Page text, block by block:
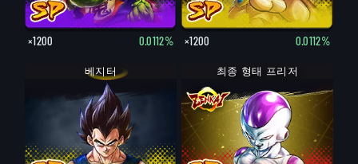
×1200 0.0112% ×1200 0.0112%
베지터 최종 형태 프리저